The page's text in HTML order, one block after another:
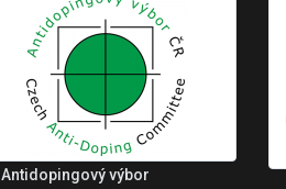
Antidopingový výbor